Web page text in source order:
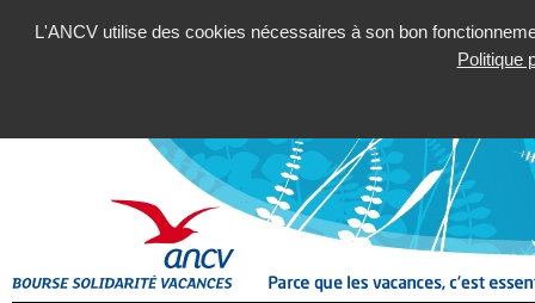
L'ANCV utilise des cookies nécessaires à son bon
Politique